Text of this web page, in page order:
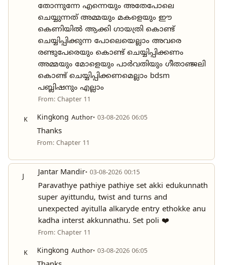
തോന്നുന്നേ എന്നെയും അതേപോലെ
ചെയ്യുന്നത് അമ്മയും മകളെയും ഈ
കെണിയിൽ ആക്കി ഗായത്രി കൊണ്ട്
ചെയ്യിപ്പിക്കുന്ന പോലെയെല്ലാം അവരെ
രണ്ടുപേരെയും കൊണ്ട് ചെയ്യിപ്പിക്കണം
അമ്മയും മോളെയും പാർവതിയും ഗീതാഞ്ജലി
കൊണ്ട് ചെയ്യിപ്പിക്കണമെല്ലാം bdsm
പബ്ലിഷനും എല്ലാം
From: Chapter 11
K Kingkong Author• 03-08-2026 06:05
Thanks
From: Chapter 11
Jantar Mandir• 03-08-2026 00:15
Paravathye pathiye pathiye set akki edukunnath
super ayittundu, twist and turns and
unexpected ayitulla alkaryde entry ethokke anu
kadha interst akkunnathu. Set poli ❤️
From: Chapter 11
K Kingkong Author• 03-08-2026 06:05